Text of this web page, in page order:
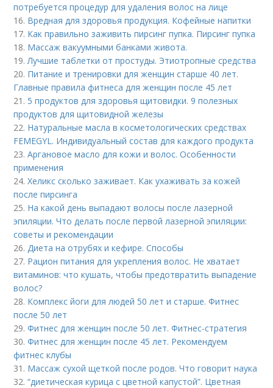
потребуется процедур для удаления волос на лице
16. Вредная для здоровья продукция. Кофейные напитки
17. Как правильно заживить пирсинг пупка. Пирсинг пупка
18. Массаж вакуумными банками живота.
19.Лучшие таблетки от простуды. Этиотропные средства
20. Питание и тренировки для женщин старше 40 лет.
Главные правила фитнеса для женщин после 45 лет
21. 5 продуктов для здоровья щитовидки. 9 полезных
продуктов для щитовидной железы
22. Натуральные масла в косметологических средствах
FEMEGYL. Индивидуальный состав для каждого продукта
23.Аргановое масло для кожи и волос. Особенности
применения
24.Хеликс сколько заживает. Как ухаживать за кожей
после пирсинга
25. На какой день выпадают волосы после лазерной
эпиляции. Что делать после первой лазерной эпиляции:
советы и рекомендации
26.Диета на отрубях и кефире. Способы
27. Рацион питания для укрепления волос. Не хватает
витаминов: что кушать, чтобы предотвратить выпадение
волос?
28. Комплекс йоги для людей 50 лет и старше. Фитнес
после 50 лет
29.Фитнес для женщин после 50 лет. Фитнес-стратегия
30.Фитнес для женщин после 45 лет. Рекомендуем
фитнес клубы
31. Массаж сухой щеткой после родов. Что говорит наука
32.“диетическая курица с цветной капустой”. Цветная